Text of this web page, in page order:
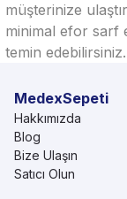
müşterinize
minimal efor sarf
temin edebilirsiniz.
MedexSepeti
Hakkımızda
Blog
Bize Ulaşın
Satıcı Olun